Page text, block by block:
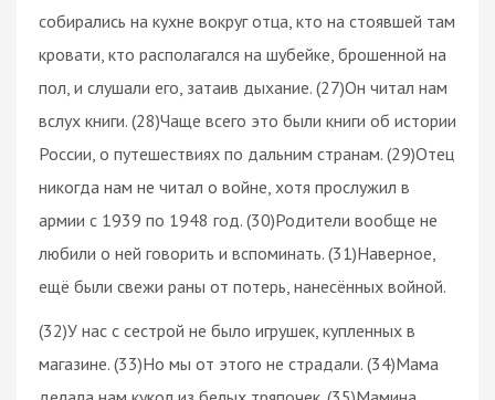
собирались на кухне вокруг отца, кто на стоявшей там
кровати, кто располагался на шубейке, брошенной на
пол, и слушали его, затаив дыхание. (27)Он читал нам
вслух книги. (28)Чаще всего это были книги об истории
России, о путешествиях по дальним странам. (29)Отец
никогда нам не читал о войне, хотя прослужил в
армии с 1939 по 1948 год. (30)Родители вообще не
любили о ней говорить и вспоминать. (31)Наверное,
ещё были свежи раны от потерь, нанесённых войной.
(32)У нас с сестрой не было игрушек, купленных в
магазине. (33)Но мы от этого не страдали. (34)Мама